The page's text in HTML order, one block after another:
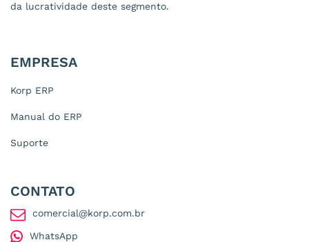
da lucratividade deste segmento.
EMPRESA
Korp ERP
Manual do ERP
Suporte
CONTATO
comercial@korp.com.br
WhatsApp